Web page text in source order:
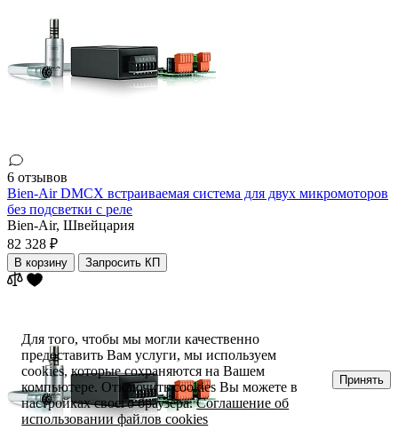
6 отзывов
Bien-Air DMCX встраиваемая система для двух микромоторов
без подсветки с реле
Bien-Air, Швейцария
82 328 ₽
В корзину Запросить КП
Для того, чтобы мы могли качественно
предоставить Вам услуги, мы используем
cookies, которые сохраняются на Вашем
компьютере. Отключить cookies Вы можете в
настройках своего браузера.Соглашение об
использовании файлов cookies
Принять